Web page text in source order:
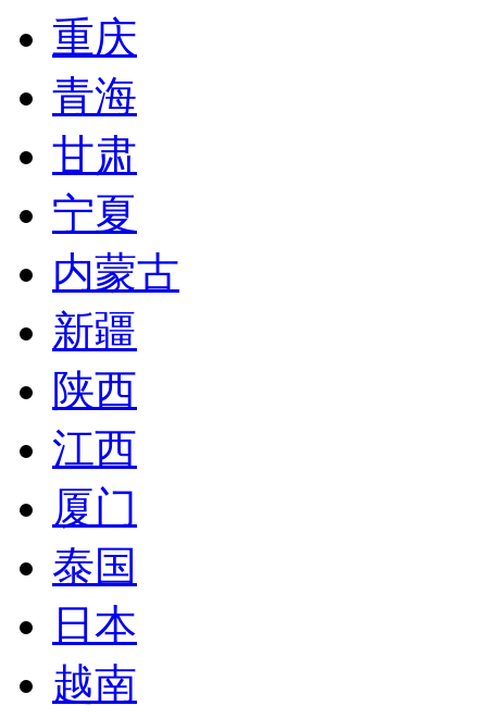
重庆
青海
甘肃
宁夏
内蒙古
新疆
陕西
江西
厦门
泰国
日本
越南